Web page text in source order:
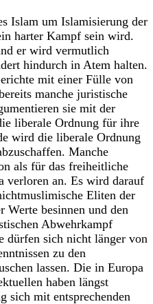
Islam um Islamisierung der
harter Kampf sein wird.
er wird vermutlich
hindurch in Atem halten.
mit einer Fülle von
manche juristische
sie mit der
liberale Ordnung für ihre
wird die liberale Ordnung
Manche
als für das freiheitliche
verloren an. Es wird darauf
Eliten der
Werte besinnen und den
Abwehrkampf
dürfen sich nicht länger von
zu den
lassen. Die in Europa
haben längst
sich mit entsprechenden